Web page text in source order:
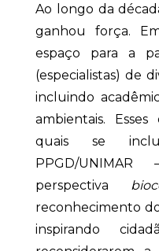
Ao longo da
ganhou força.
espaço para a
(especialistas) de
incluindo
ambientais.
quais se
PPGD/
perspectiva
reconhecimento
inspirando